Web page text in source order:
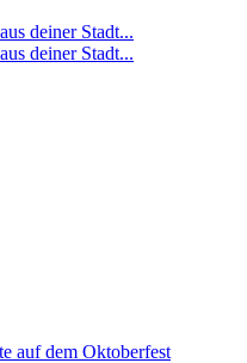
auf dem Oktoberfest